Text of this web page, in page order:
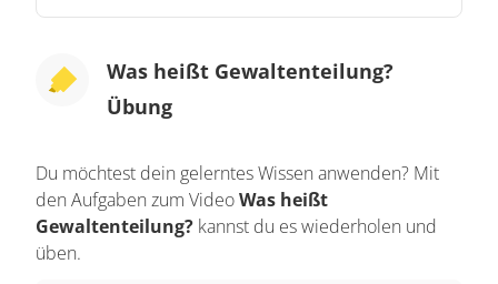
Gesetze erlassen, einen Stab bestimmen, der
die in ihrem Sinne Recht sprechen. Der
Philosoph John Locke und der französische
der modernen Staatstheorie und des Begriffs der
Gewaltenteilung. Im 17. und 18. Jahrhundert
riefen sie in ihren Schriften nach einer Kontrolle
und Begrenzung von Gewalt, also Macht, auf. Sie
Was heißt Gewaltenteilung?
Übung
Du möchtest dein gelerntes Wissen anwenden? Mit
den Aufgaben zum VideoWas heißt
Gewaltenteilung? kannst du es wiederholen und
üben.